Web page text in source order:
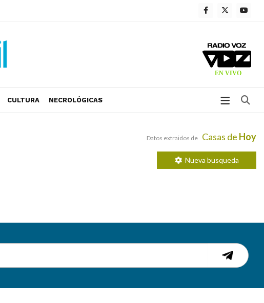
CULTURA NECROLÓGICAS
Datos extraidos de Casas de Hoy
Nueva busqueda